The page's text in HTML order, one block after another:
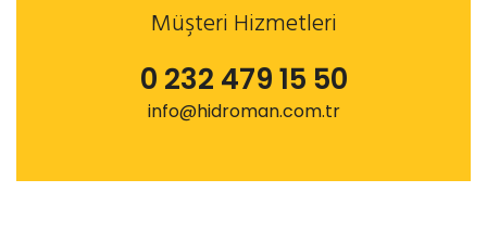
Müşteri Hizmetleri
0 232 479 15 50
info@hidroman.com.tr